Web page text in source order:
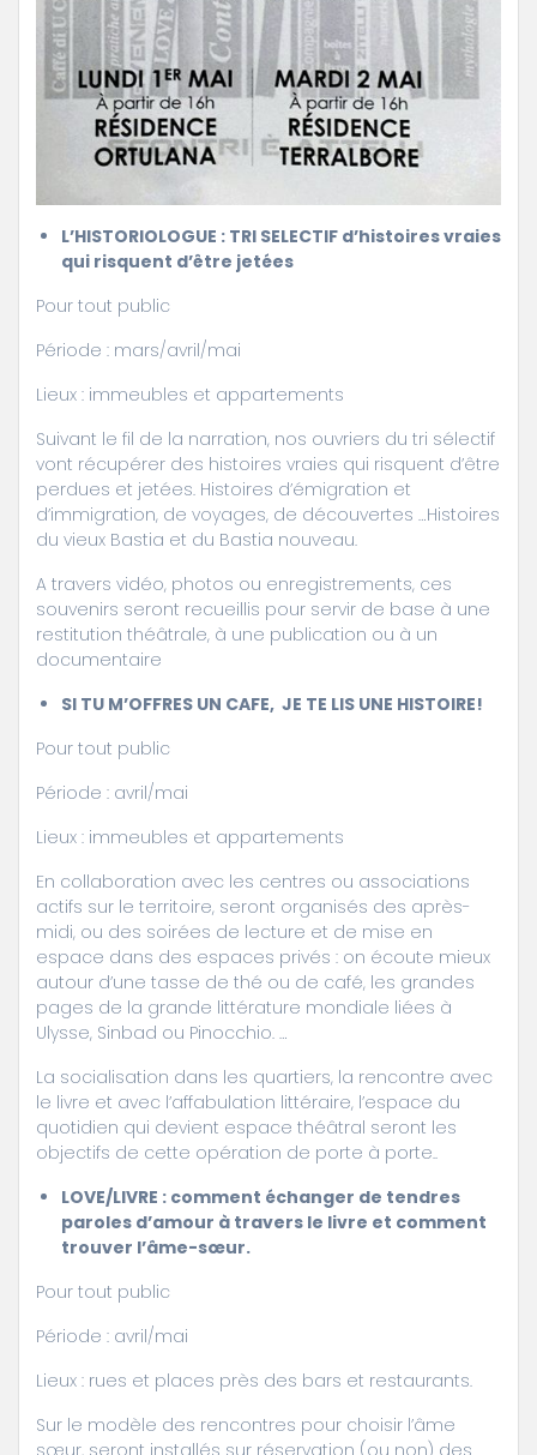
L’HISTORIOLOGUE : TRI SELECTIF d’histoires vraies
qui risquent d’être jetées
Pour tout public
Période : mars/avril/mai
Lieux : immeubles et appartements
Suivant le fil de la narration, nos ouvriers du tri sélectif
vont récupérer des histoires vraies qui risquent d’être
perdues et jetées. Histoires d’émigration et
d’immigration, de voyages, de découvertes …Histoires
du vieux Bastia et du Bastia nouveau.
A travers vidéo, photos ou enregistrements, ces
souvenirs seront recueillis pour servir de base à une
restitution théâtrale, à une publication ou à un
documentaire
SI TU M’OFFRES UN CAFE, JE TE LIS UNE HISTOIRE!
Pour tout public
Période : avril/mai
Lieux : immeubles et appartements
En collaboration avec les centres ou associations
actifs sur le territoire, seront organisés des après-
midi, ou des soirées de lecture et de mise en
espace dans des espaces privés : on écoute mieux
autour d’une tasse de thé ou de café, les grandes
pages de la grande littérature mondiale liées à
Ulysse, Sinbad ou Pinocchio. …
La socialisation dans les quartiers, la rencontre avec
le livre et avec l’affabulation littéraire, l’espace du
quotidien qui devient espace théâtral seront les
objectifs de cette opération de porte à porte..
LOVE/LIVRE : comment échanger de tendres
paroles d’amour à travers le livre et comment
trouver l’âme-sœur.
Pour tout public
Période : avril/mai
Lieux : rues et places près des bars et restaurants.
Sur le modèle des rencontres pour choisir l’âme